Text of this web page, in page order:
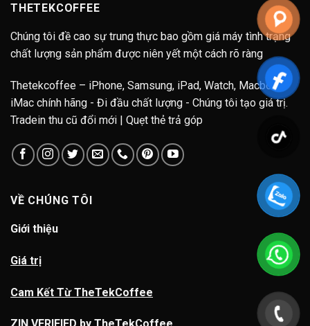
THETEKCOFFEE
Chúng tôi đề cao sự trung thực bao gồm giá máy tình trạng
chất lượng sản phẩm được niên yết một cách rõ ràng
Thetekcoffee – iPhone, Samsung, iPad, Watch, Macbook,
iMac chính hãng - Đi đầu chất lượng - Chúng tôi tạo giá trị.
Tradein thu cũ đổi mới | Quẹt thẻ trả góp
VỀ CHÚNG TÔI
Giới thiệu
Giá trị
Cam Kết Từ TheTekCoffee